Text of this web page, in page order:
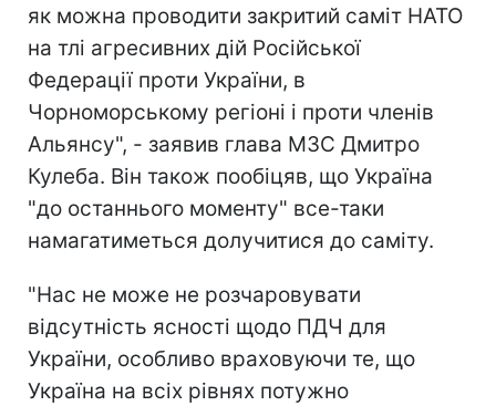
як можна проводити закритий саміт НАТО
на тлі агресивних дій Російської
Федерації проти України, в
Чорноморському регіоні і проти членів
Альянсу", - заявив глава МЗС Дмитро
Кулеба. Він також пообіцяв, що Україна
"до останнього моменту" все-таки
намагатиметься долучитися до саміту.
"Нас не може не розчаровувати
відсутність ясності щодо ПДЧ для
України, особливо враховуючи те, що
Україна на всіх рівнях потужно